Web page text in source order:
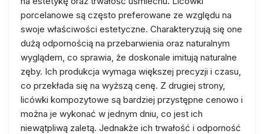
porcelanowe są często preferowane ze względu na
swoje właściwości estetyczne. Charakteryzują się one
dużą odpornością na przebarwienia oraz naturalnym
wyglądem, co sprawia, że doskonale imitują naturalne
zęby. Ich produkcja wymaga większej precyzji i czasu,
co przekłada się na wyższą cenę. Z drugiej strony,
licówki kompozytowe są bardziej przystępne cenowo i
można je wykonać w jednym dniu, co jest ich
niewątpliwą zaletą. Jednakże ich trwałość i odporność